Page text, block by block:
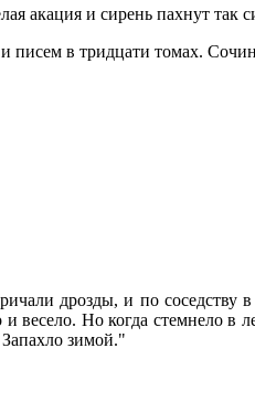
акация и сирень пахнут так
в тридцати томах.
дрозды, и по
и весело. Но когда стемнело
зимой."